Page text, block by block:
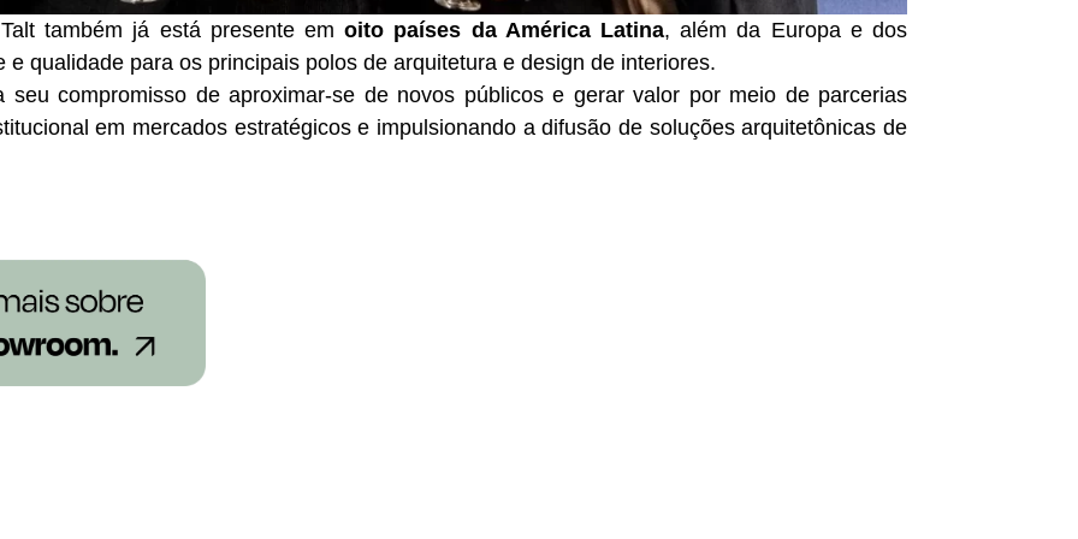
também já está presente em oito países da América Latina, além da Europa e dos
qualidade para os principais polos de arquitetura e design de interiores.
seu compromisso de aproximar-se de novos públicos e gerar valor por meio de parcerias
em mercados estratégicos e impulsionando a difusão de soluções arquitetônicas de